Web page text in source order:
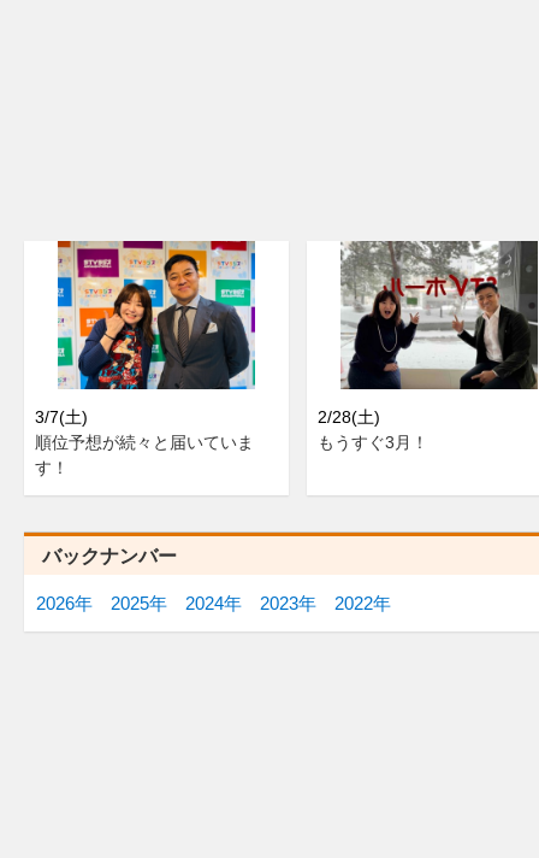
3/7(土)
順位予想が続々と届いていま
す！
2/28(土)
もうすぐ3月！
バックナンバー
2026年 2025年 2024年 2023年 2022年